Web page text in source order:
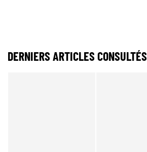
DERNIERS ARTICLES CONSULTÉS